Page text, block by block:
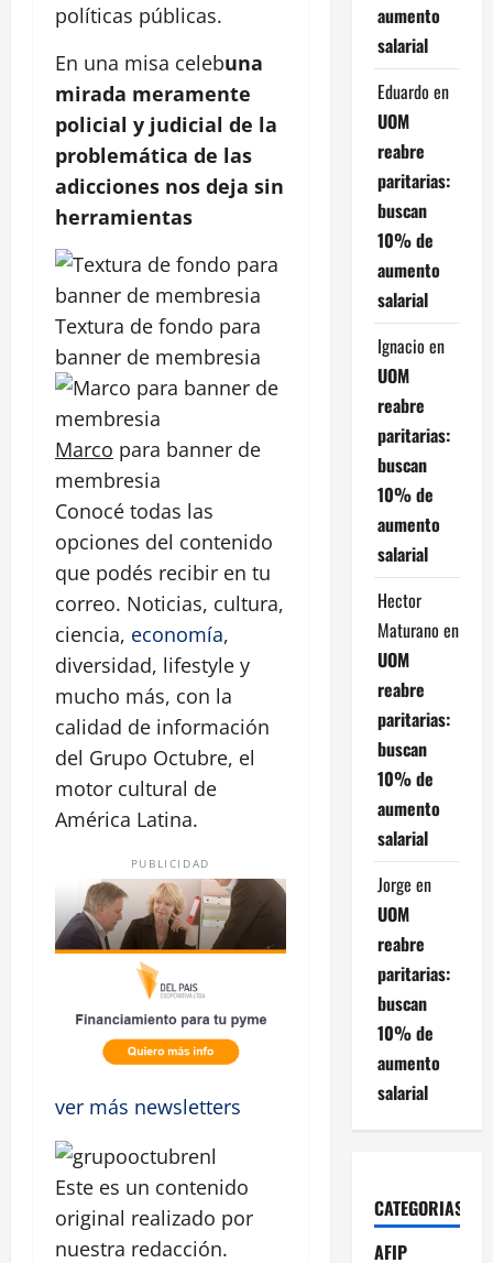
políticas públicas.
En una misa celebuna
mirada meramente
policial y judicial de la
problemática de las
adicciones nos deja sin
herramientas
Textura de fondo para
banner de membresia
Marco para banner de
membresia
Conocé todas las
opciones del contenido
que podés recibir en tu
correo. Noticias, cultura,
ciencia, economía,
diversidad, lifestyle y
mucho más, con la
calidad de información
del Grupo Octubre, el
motor cultural de
América Latina.
PUBLICIDAD
ver más newsletters
Este es un contenido
original realizado por
nuestra redacción.
aumento
salarial
Eduardo en
UOM
reabre
paritarias:
buscan
10% de
aumento
salarial
Ignacio en
UOM
reabre
paritarias:
buscan
10% de
aumento
salarial
Hector
Maturano en
UOM
reabre
paritarias:
buscan
10% de
aumento
salarial
Jorge en
UOM
reabre
paritarias:
buscan
10% de
aumento
salarial
CATEGORIAS
AFIP